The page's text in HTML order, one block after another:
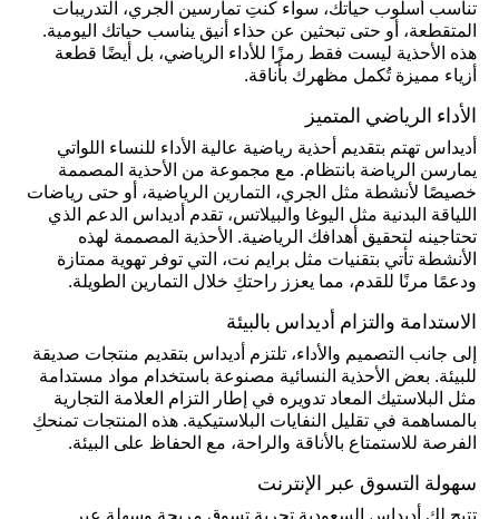
تناسب أسلوب حياتك، سواء كنتِ تمارسين الجري، التدريبات
المتقطعة، أو حتى تبحثين عن حذاء أنيق يناسب حياتك اليومية.
هذه الأحذية ليست فقط رمزًا للأداء الرياضي، بل أيضًا قطعة
أزياء مميزة تُكمل مظهرك بأناقة.
الأداء الرياضي المتميز
أديداس تهتم بتقديم أحذية رياضية عالية الأداء للنساء اللواتي
يمارسن الرياضة بانتظام. مع مجموعة من الأحذية المصممة
خصيصًا لأنشطة مثل الجري، التمارين الرياضية، أو حتى رياضات
اللياقة البدنية مثل اليوغا والبيلاتس، تقدم أديداس الدعم الذي
تحتاجينه لتحقيق أهدافك الرياضية. الأحذية المصممة لهذه
الأنشطة تأتي بتقنيات مثل برايم نت، التي توفر تهوية ممتازة
ودعمًا مرنًا للقدم، مما يعزز راحتكِ خلال التمارين الطويلة.
الاستدامة والتزام أديداس بالبيئة
إلى جانب التصميم والأداء، تلتزم أديداس بتقديم منتجات صديقة
للبيئة. بعض الأحذية النسائية مصنوعة باستخدام مواد مستدامة
مثل البلاستيك المعاد تدويره في إطار التزام العلامة التجارية
بالمساهمة في تقليل النفايات البلاستيكية. هذه المنتجات تمنحكِ
الفرصة للاستمتاع بالأناقة والراحة، مع الحفاظ على البيئة.
سهولة التسوق عبر الإنترنت